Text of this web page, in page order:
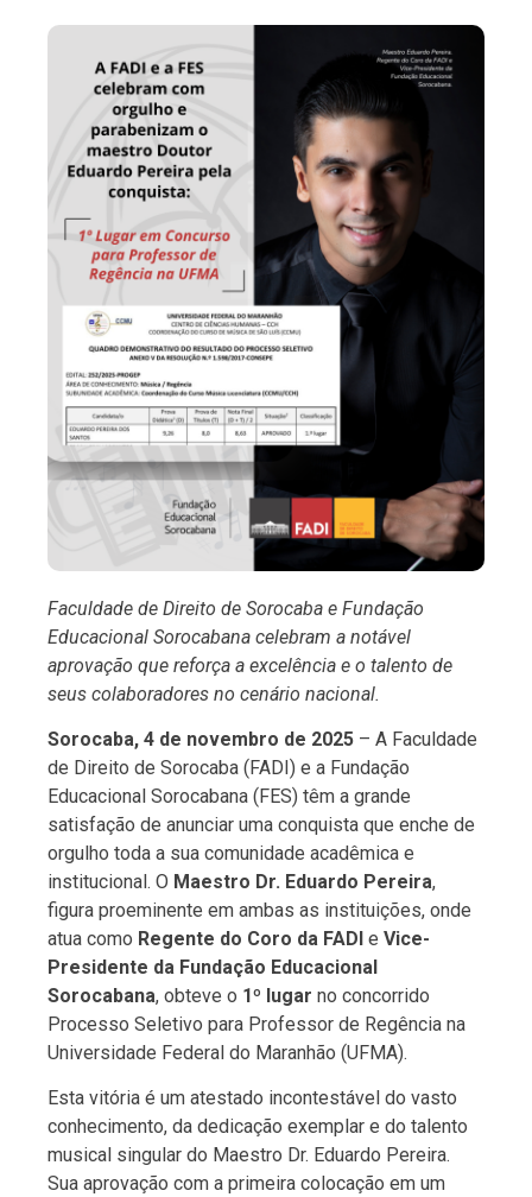
Faculdade de Direito de Sorocaba e Fundação
Educacional Sorocabana celebram a notável
aprovação que reforça a excelência e o talento de
seus colaboradores no cenário nacional.
Sorocaba, 4 de novembro de 2025 – A Faculdade
de Direito de Sorocaba (FADI) e a Fundação
Educacional Sorocabana (FES) têm a grande
satisfação de anunciar uma conquista que enche de
orgulho toda a sua comunidade acadêmica e
institucional. O Maestro Dr. Eduardo Pereira,
figura proeminente em ambas as instituições, onde
atua como Regente do Coro da FADI e Vice-
Presidente da Fundação Educacional
Sorocabana, obteve o 1º lugar no concorrido
Processo Seletivo para Professor de Regência na
Universidade Federal do Maranhão (UFMA).
Esta vitória é um atestado incontestável do vasto
conhecimento, da dedicação exemplar e do talento
musical singular do Maestro Dr. Eduardo Pereira.
Sua aprovação com a primeira colocação em um